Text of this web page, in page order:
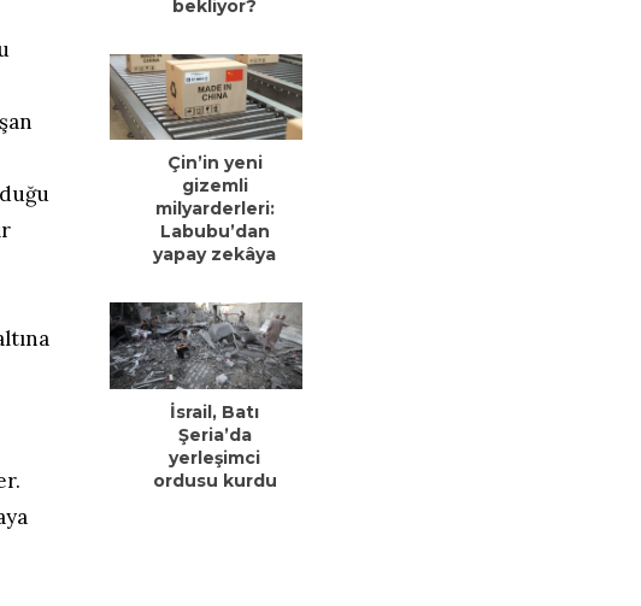
bekliyor?
Çin’in yeni
gizemli
milyarderleri:
Labubu’dan
yapay zekâya
İsrail, Batı
Şeria’da
yerleşimci
ordusu kurdu